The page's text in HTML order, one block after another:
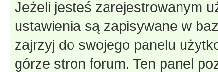
Jeżeli jesteś zarejestrowanym
ustawienia są zapisywane w
zajrzyj do swojego panelu
górze stron forum. Ten panel